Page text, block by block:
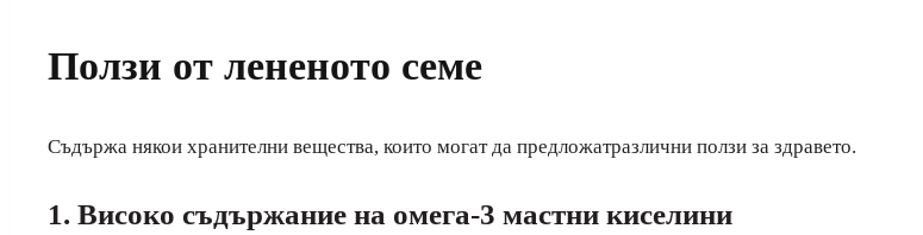
Ползи от лененото семе
Съдържа някои хранителни вещества, които могат да предложатразлични ползи за здравето.
1. Високо съдържание на омега-3 мастни киселини